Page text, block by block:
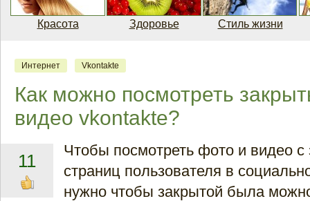
Красота Здоровье Стиль жизни
Интернет Vkontakte
Как можно посмотреть
видео vkontakte?
11
Чтобы посмотреть фото и видео с
страниц пользователя в
нужно чтобы закрытой была